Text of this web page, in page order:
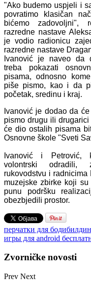
"Ako budemo uspjeli i
povratimo klasičan
bićemo zadovoljni",
razredne nastave
je vodio radionicu
razredne nastave
Ivanović je naveo da
treba pokazati
pisama, odnosno
piše pismo, kao i da
početak, sredinu i kraj.
Ivanović je dodao da
pismo drugu ili
će dio ostalih pisama
Osnovne škole "Sveti
Ivanović i Petrović,
volontrski
rukovodstvu i
muzejske zbirke koji
punu podršku
obezbjedili prostor.
перчатки для
игры для android
Zvorničke novosti
Prev Next